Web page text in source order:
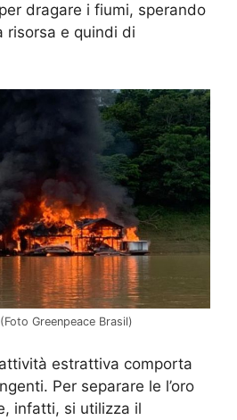
dragare i fiumi, sperando
risorsa e quindi di
Greenpeace Brasil)
estrattiva comporta
Per separare le l’oro
infatti, si utilizza il